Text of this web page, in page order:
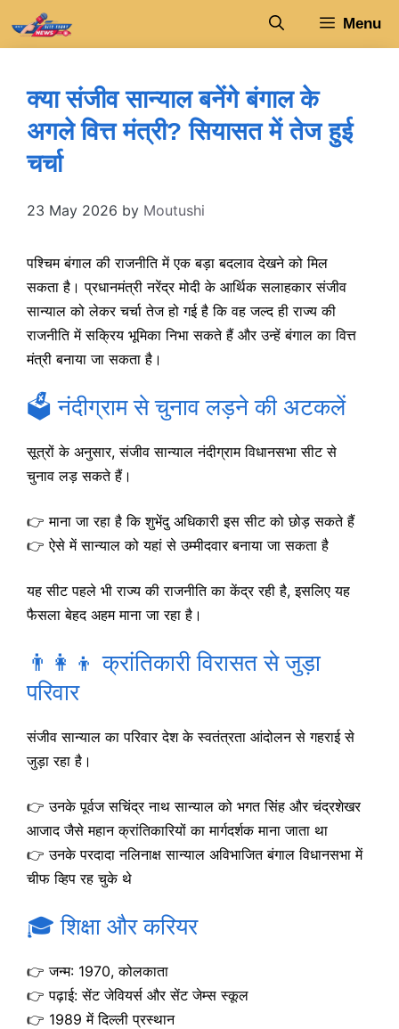
Menu
क्या संजीव सान्याल बनेंगे बंगाल के
अगले वित्त मंत्री? सियासत में तेज हुई
चर्चा
23 May 2026 by Moutushi
पश्चिम बंगाल की राजनीति में एक बड़ा बदलाव देखने को मिल
सकता है। प्रधानमंत्री नरेंद्र मोदी के आर्थिक सलाहकार संजीव
सान्याल को लेकर चर्चा तेज हो गई है कि वह जल्द ही राज्य की
राजनीति में सक्रिय भूमिका निभा सकते हैं और उन्हें बंगाल का वित्त
मंत्री बनाया जा सकता है।
🗳️ नंदीग्राम से चुनाव लड़ने की अटकलें
सूत्रों के अनुसार, संजीव सान्याल नंदीग्राम विधानसभा सीट से
चुनाव लड़ सकते हैं।
👉 माना जा रहा है कि शुभेंदु अधिकारी इस सीट को छोड़ सकते हैं
👉 ऐसे में सान्याल को यहां से उम्मीदवार बनाया जा सकता है
यह सीट पहले भी राज्य की राजनीति का केंद्र रही है, इसलिए यह
फैसला बेहद अहम माना जा रहा है।
👨‍👩‍👦 क्रांतिकारी विरासत से जुड़ा
परिवार
संजीव सान्याल का परिवार देश के स्वतंत्रता आंदोलन से गहराई से
जुड़ा रहा है।
👉 उनके पूर्वज सचिंद्र नाथ सान्याल को भगत सिंह और चंद्रशेखर
आजाद जैसे महान क्रांतिकारियों का मार्गदर्शक माना जाता था
👉 उनके परदादा नलिनाक्ष सान्याल अविभाजित बंगाल विधानसभा में
चीफ व्हिप रह चुके थे
🎓 शिक्षा और करियर
👉 जन्म: 1970, कोलकाता
👉 पढ़ाई: सेंट जेवियर्स और सेंट जेम्स स्कूल
👉 1989 में दिल्ली प्रस्थान